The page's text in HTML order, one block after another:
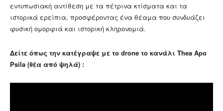
εντυπωσιακή αντίθεση με τα πέτρινα κτίσματα και τα
ιστορικά ερείπια, προσφέροντας ένα θέαμα που συνδυάζει
φυσική ομορφιά και ιστορική κληρονομιά.
Δείτε όπως την κατέγραψε με το drone το κανάλι Thea Apo
Psila (θέα από ψηλά) :